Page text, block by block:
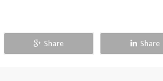
Share Share